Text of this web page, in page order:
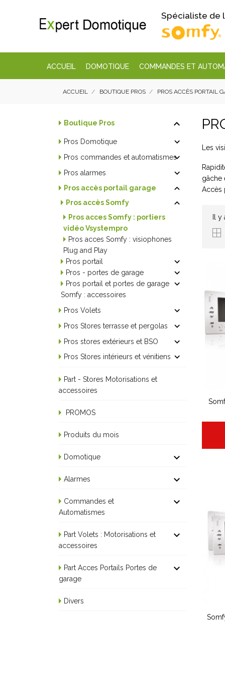
Spécialiste de
ACCUEIL DOMOTIQUE COMMANDES ET
ACCUEIL BOUTIQUE PROS PROS ACCÈS PORTAIL
Boutique Pros 
Pros Domotique 
Pros commandes et automatismes
Pros alarmes 
Pros accès portail garage 
Pros accès Somfy 
Pros acces Somfy : portiers
vidéo Vsystempro
Pros acces Somfy : visiophones
Plug and Play
Pros portail

Pros - portes de garage 
Pros portail et portes de garage
Somfy : accessoires

Pros Volets 
Pros Stores terrasse et pergolas 
Pros stores extérieurs et BSO 
Pros Stores intérieurs et vénitiens 
Part - Stores Motorisations et
accessoires
PROMOS
Produits du mois
Domotique 
Alarmes 
Commandes et
Automatismes

Part Volets : Motorisations et
accessoires

Part Acces Portails Portes de
garage

Divers
Les
gâche
Accès
Il y